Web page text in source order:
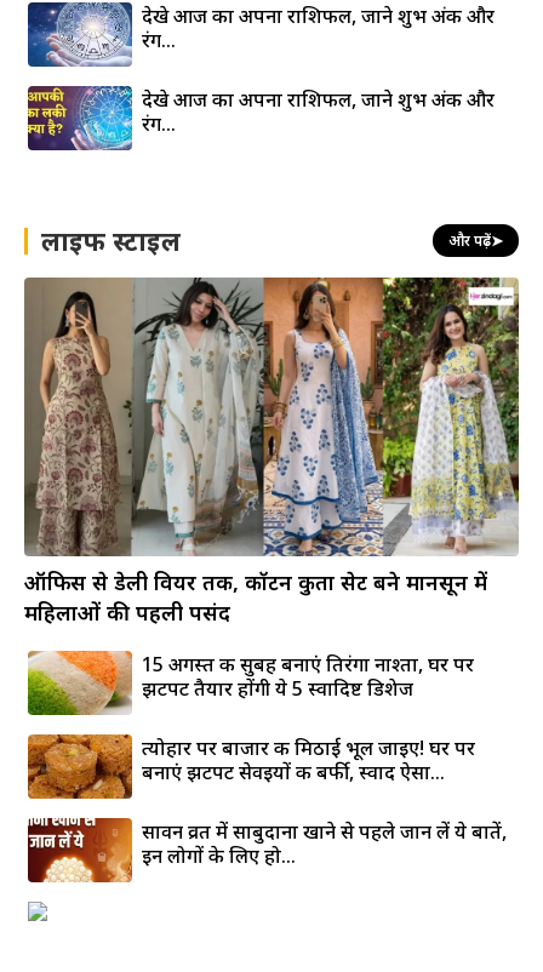
देखे आज का अपना राशिफल, जाने शुभ अंक और
रंग…
देखे आज का अपना राशिफल, जाने शुभ अंक और
रंग…
लाइफ स्टाइल और पढ़ें➤
ऑफिस से डेली वियर तक, कॉटन कुर्ता सेट बने मानसून में
महिलाओं की पहली पसंद
15 अगस्त की सुबह बनाएं तिरंगा नाश्ता, घर पर
झटपट तैयार होंगी ये 5 स्वादिष्ट डिशेज
त्योहार पर बाजार की मिठाई भूल जाइए! घर पर
बनाएं झटपट सेवइयों की बर्फी, स्वाद ऐसा...
सावन व्रत में साबुदाना खाने से पहले जान लें ये बातें,
इन लोगों के लिए हो...